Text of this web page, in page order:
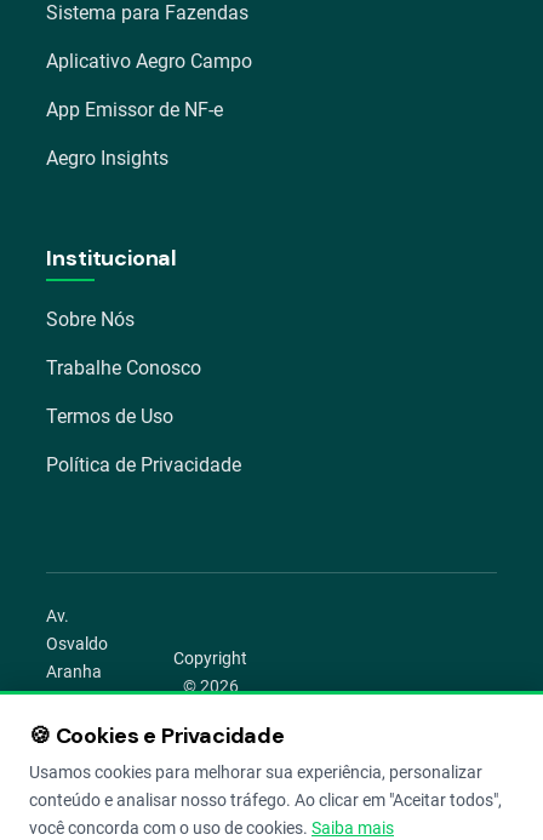
Sistema para Fazendas
Aplicativo Aegro Campo
App Emissor de NF-e
Aegro Insights
Institucional
Sobre Nós
Trabalhe Conosco
Termos de Uso
Política de Privacidade
Av.
Osvaldo
Aranha
1022 –
Bom
Porto
Alegre –
Copyright
© 2026
Todos os
direitos
reservados.
🍪 Cookies e Privacidade
Usamos cookies para melhorar sua experiência, personalizar
conteúdo e analisar nosso tráfego. Ao clicar em "Aceitar todos",
você concorda com o uso de cookies. Saiba mais